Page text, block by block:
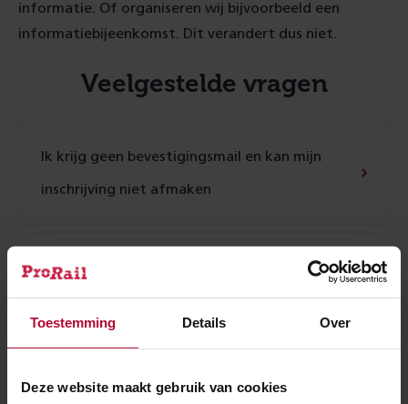
Toestemming Details Over
Deze website maakt gebruik van cookies
informatie. Of organiseren wij bijvoorbeeld een
informatiebijeenkomst. Dit verandert dus niet.
Veelgestelde vragen
Ik krijg geen bevestigingsmail en kan mijn
inschrijving niet afmaken
Hoe vaak krijg ik e-mails?
Waarom moet ik mijn adres invullen?